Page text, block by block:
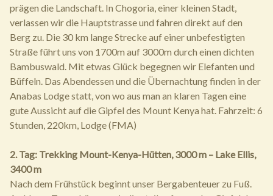
prägen die Landschaft. In Chogoria, einer kleinen Stadt,
verlassen wir die Hauptstrasse und fahren direkt auf den
Berg zu. Die 30 km lange Strecke auf einer unbefestigten
Straße führt uns von 1700m auf 3000m durch einen dichten
Bambuswald. Mit etwas Glück begegnen wir Elefanten und
Büffeln. Das Abendessen und die Übernachtung finden in der
Anabas Lodge statt, von wo aus man an klaren Tagen eine
gute Aussicht auf die Gipfel des Mount Kenya hat. Fahrzeit: 6
Stunden, 220km, Lodge (FMA)
2. Tag: Trekking Mount-Kenya-Hütten, 3000 m – Lake Ellis,
3400 m
Nach dem Frühstück beginnt unser Bergabenteuer zu Fuß.